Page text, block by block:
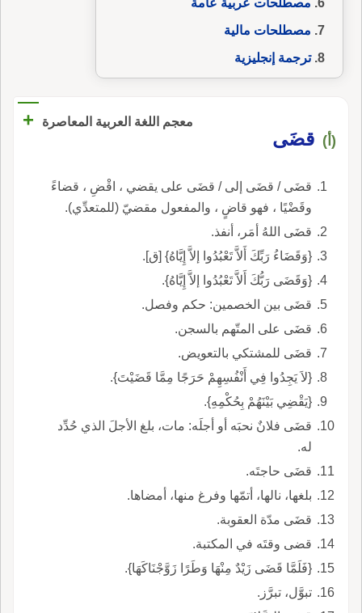
مصطلحات مالية
ترجمة إنجليزية
معجم اللغة العربية المعاصرة +
(أ) قضَى
قضَى / قضَى إلى / قضَى على يقضي ، اقْضِ ، قضاءً
وقَضْيًا ، فهو قاضٍ ، والمفعول مقضيّ (للمتعدِّي).
قضَى اللهُ أمَر، أنفذ.
{وَقَضَاءُ رَبِّكَ أَلاَّ تَعْبُدُوا إلاَّ إِيَّاهُ} [ق].
{وَقَضَى رَبُّكَ أَلاَّ تَعْبُدُوا إلاَّ إِيَّاهُ}.
قضَى بين الخصمين: حكم وفصل.
قضَى على المتّهم بالسجن.
قضَى للمشتكي بالتعويض.
{لاَ يَجِدُوا فِي أَنْفُسِهِمْ حَرَجًا مِمَّا قَضَيْتَ}.
{يَقْضِي بَيْنَهُمْ بِحُكْمِهِ}.
قضَى فلانٌ نحبَه أو أجلَه: مات، بلغ الأجلَ الذي حُدِّد
له.
قضَى حاجتَه.
بلغها، نالها، أتمّها وفرغ منها، أمضاها.
قضَى مدّة العقوبة.
قضى وقتَه في المكتبة.
{فَلَمَّا قَضَى زَيْدٌ مِنْهَا وَطَرًا زَوَّجْنَاكَهَا}.
تبوَّل، تبرَّز.